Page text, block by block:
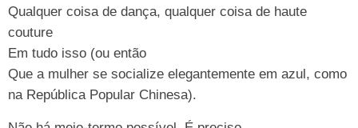
Qualquer coisa de dança, qualquer coisa de haute
couture
Em tudo isso (ou então
Que a mulher se socialize elegantemente em azul, como
na República Popular Chinesa).